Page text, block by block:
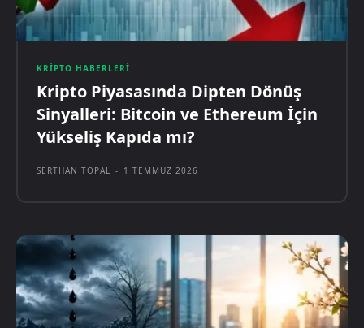
KRIPTO HABERLERI
Kripto Piyasasında Dipten Dönüş
Sinyalleri: Bitcoin ve Ethereum İçin
Yükseliş Kapıda mı?
SERTHAN TOPAL - 1 TEMMUZ 2026